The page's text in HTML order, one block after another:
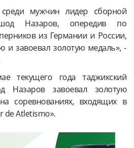
мужчин лидер сборной
Назаров, опередив по
из Германии и России,
и завоевал золотую медаль», -
текущего года таджикский
Назаров завоевал золотую
соревнованиях, входящих в
de Atletismo».